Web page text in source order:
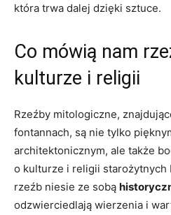
która trwa dalej dzięki sztuce.
Co mówią nam
kulturze i religii
Rzeźby mitologiczne,
fontannach, są nie tylko
architektonicznym, ale także
o kulturze i religii starożytnych
rzeźb niesie ze sobą
odzwierciedlają wierzenia i